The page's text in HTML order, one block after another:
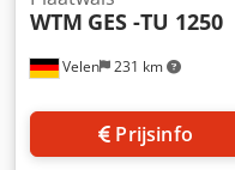
Velen 231 km
WTM GES -TU 1250
Prijsinfo